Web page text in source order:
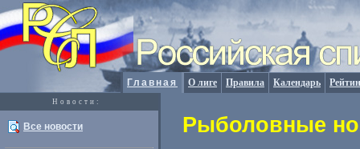
Главная О лиге Правила Календарь
Новости:
Все новости Рыболовные